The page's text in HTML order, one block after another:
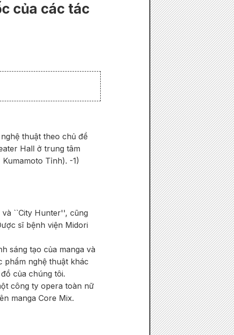
của các tác
thuật theo chủ đề
Hall ở trung tâm
Tỉnh). -1)
``City Hunter'', cũng
sĩ bệnh viện Midori
sáng tạo của manga và
phẩm nghệ thuật khác
của chúng tôi.
công ty opera toàn nữ
manga Core Mix.